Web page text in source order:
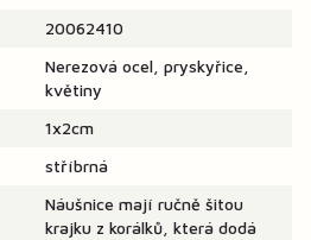
20062410
Nerezová ocel, pryskyřice,
květiny
1x2cm
stříbrná
Náušnice mají ručně šitou
krajku z korálků, která dodá